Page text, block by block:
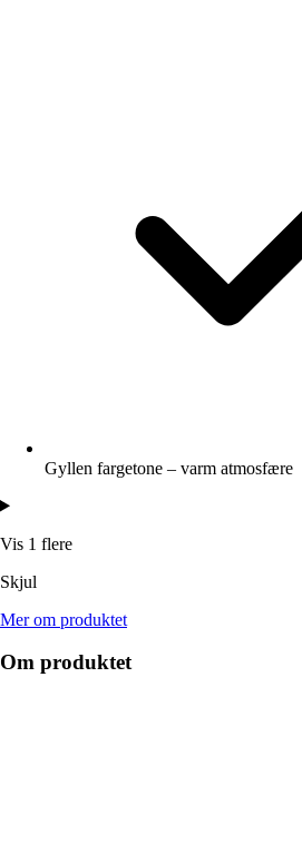
Gyllen fargetone – varm atmosfære
Vis 1 flere
Skjul
Mer om produktet
Om produktet